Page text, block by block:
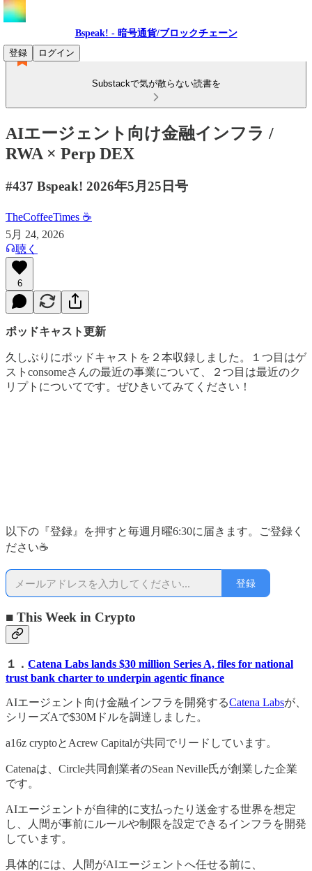
Bspeak! - 暗号通貨/ブロックチェーン
登録
ログイン
Substackで気が散らない読書を
AIエージェント向け金融インフラ /
RWA × Perp DEX
#437 Bspeak! 2026年5月25日号
TheCoffeeTimes ☕
5月 24, 2026
聴く
6
ポッドキャスト更新
久しぶりにポッドキャストを２本収録しました。１つ目はゲ
ストconsomeさんの最近の事業について、２つ目は最近のク
リプトについてです。ぜひきいてみてください！
以下の『登録』を押すと毎週月曜6:30に届きます。ご登録く
ださい☕
登録
■ This Week in Crypto
１． Catena Labs lands $30 million Series A, files for national
trust bank charter to underpin agentic finance
AIエージェント向け金融インフラを開発するCatena Labsが、
シリーズAで$30Mドルを調達しました。
a16z cryptoとAcrew Capitalが共同でリードしています。
Catenaは、Circle共同創業者のSean Neville氏が創業した企業
です。
AIエージェントが自律的に支払ったり送金する世界を想定
し、人間が事前にルールや制限を設定できるインフラを開発
しています。
具体的には、人間がAIエージェントへ任せる前に、